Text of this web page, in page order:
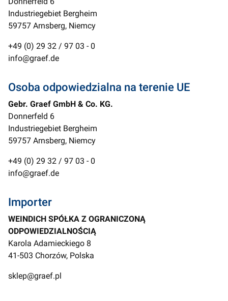
Industriegebiet Bergheim
59757 Arnsberg, Niemcy
+49 (0) 29 32 / 97 03 - 0
info@graef.de
Osoba odpowiedzialna na terenie UE
Gebr. Graef GmbH & Co. KG.
Donnerfeld 6
Industriegebiet Bergheim
59757 Arnsberg, Niemcy
+49 (0) 29 32 / 97 03 - 0
info@graef.de
Importer
WEINDICH SPÓŁKA Z OGRANICZONĄ
ODPOWIEDZIALNOŚCIĄ
Karola Adamieckiego 8
41-503 Chorzów, Polska
sklep@graef.pl